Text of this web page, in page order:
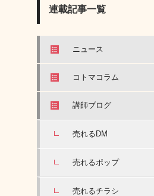
連載記事一覧
ニュース
コトマコラム
講師ブログ
売れるDM
売れるポップ
売れるチラシ